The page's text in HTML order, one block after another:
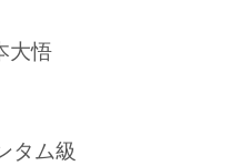
大悟
タム級